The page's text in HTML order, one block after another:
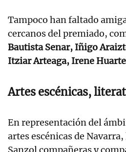
Tampoco han faltado
cercanos del premiado,
Bautista Senar, Iñigo
Itziar Arteaga, Irene Huarte
Artes escénicas,
En representación del
artes escénicas de